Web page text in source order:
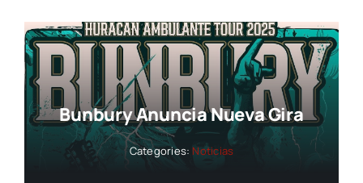
Bunbury Anuncia Nueva Gira
Categories: Noticias